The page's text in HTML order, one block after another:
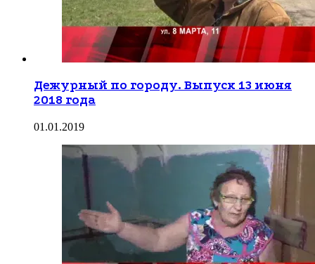
Дежурный по городу. Выпуск 13 июня
2018 года
01.01.2019